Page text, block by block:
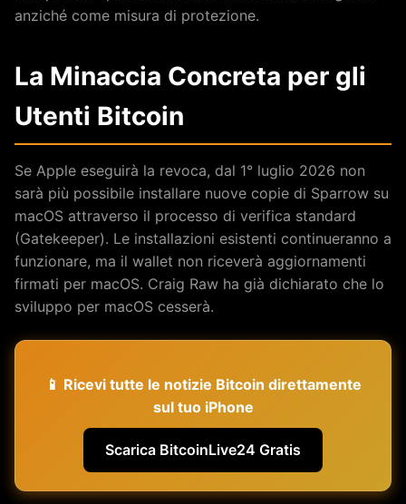
anziché come misura di protezione.
La Minaccia Concreta per gli
Utenti Bitcoin
Se Apple eseguirà la revoca, dal 1° luglio 2026 non
sarà più possibile installare nuove copie di Sparrow su
macOS attraverso il processo di verifica standard
(Gatekeeper). Le installazioni esistenti continueranno a
funzionare, ma il wallet non riceverà aggiornamenti
firmati per macOS. Craig Raw ha già dichiarato che lo
sviluppo per macOS cesserà.
📱 Ricevi tutte le notizie Bitcoin direttamente
sul tuo iPhone
Scarica BitcoinLive24 Gratis